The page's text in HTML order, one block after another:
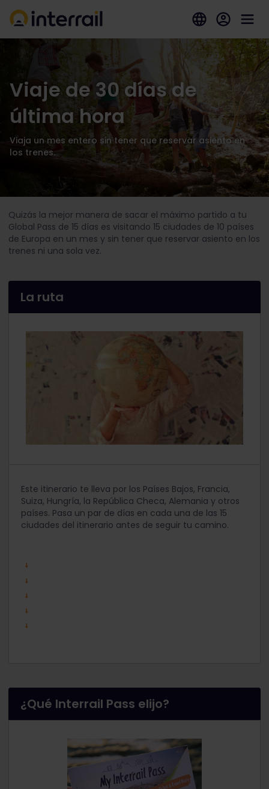
Viaje de 30 días de
última hora
Viaja un mes entero sin tener que reservar asiento en
los trenes.
Quizás la mejor manera de sacar el máximo partido a tu
Global Pass de 15 días es visitando 15 ciudades de 10 países
de Europa en un mes y sin tener que reservar asiento en los
trenes ni una sola vez.
La ruta
Este itinerario te lleva por los Países Bajos, Francia,
Suiza, Hungría, la República Checa, Alemania y otros
países. Pasa un par de días en cada una de las 15
ciudades del itinerario antes de seguir tu camino.
¿Qué Interrail Pass elijo?